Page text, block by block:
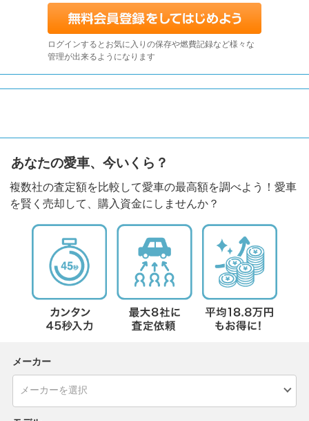
ログインするとお気に入りの保存や燃費記録など様々な
管理が出来るようになります
あなたの愛車、今いくら？
複数社の査定額を比較して愛車の最高額を調べよう！愛車
を賢く売却して、購入資金にしませんか？
メーカー